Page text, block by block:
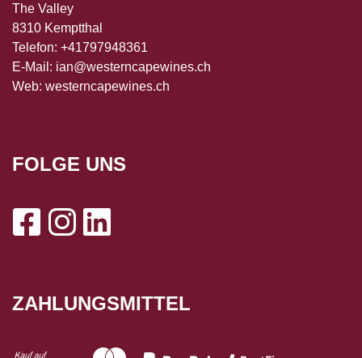
The Valley
8310 Kemptthal
Telefon: +41797948361
E-Mail: ian@westerncapewines.ch
Web: westerncapewines.ch
FOLGE UNS
ZAHLUNGSMITTEL